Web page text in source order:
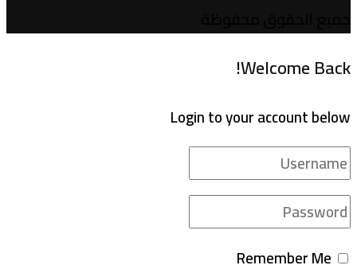
Welcome Back!
Login to your account below
Remember Me